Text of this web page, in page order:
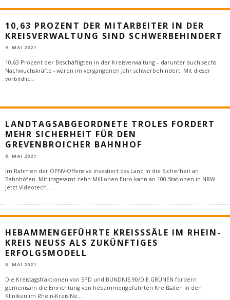
10,63 PROZENT DER MITARBEITER IN DER
KREISVERWALTUNG SIND SCHWERBEHINDERT
9. MAI 2021
10,63 Prozent der Beschäftigten in der Kreisverwaltung – darunter auch sechs
Nachwuchskräfte - waren im vergangenen Jahr schwerbehindert. Mit dieser
vorbildlic
LANDTAGSABGEORDNETE TROLES FORDERT
MEHR SICHERHEIT FÜR DEN
GREVENBROICHER BAHNHOF
8. MAI 2021
Im Rahmen der ÖPNV-Offensive investiert das Land in die Sicherheit an
Bahnhöfen. Mit insgesamt zehn Millionen Euro kann an 100 Stationen in NRW
jetzt Videotech
HEBAMMENGEFÜHRTE KREISSSÄLE IM RHEIN-K
REIS NEUSS ALS ZUKÜNFTIGES E
RFOLGSMODELL
6. MAI 2021
Die Kreistagsfraktionen von SPD und BÜNDNIS 90/DIE GRÜNEN fordern
gemeinsam die Einrichtung von hebammengeführten Kreißsälen in den
Kliniken im Rhein-Kreis Ne